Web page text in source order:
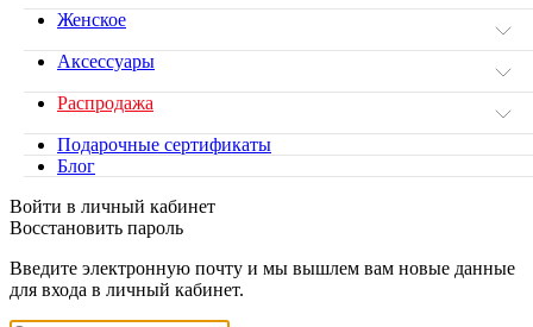
Женское
Аксессуары
Распродажа
Подарочные сертификаты
Блог
Войти в личный кабинет
Восстановить пароль
Введите электронную почту и мы вышлем вам новые данные
для входа в личный кабинет.